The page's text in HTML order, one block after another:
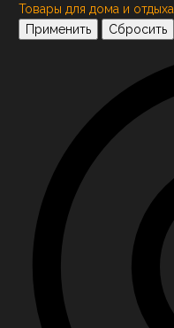
Товары для дома и отдыха
Применить
Сбросить